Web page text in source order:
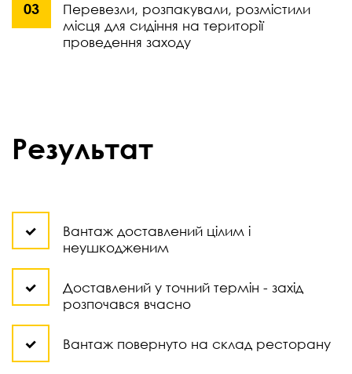
Перевезли, розпакували, розмістили
місця для сидіння на території
проведення заходу
Результат
Вантаж доставлений цілим і
неушкодженим
Доставлений у точний термін - захід
розпочався вчасно
Вантаж повернуто на склад ресторану